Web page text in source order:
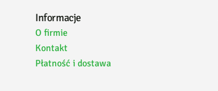
Informacje
O firmie
Kontakt
Płatność i dostawa